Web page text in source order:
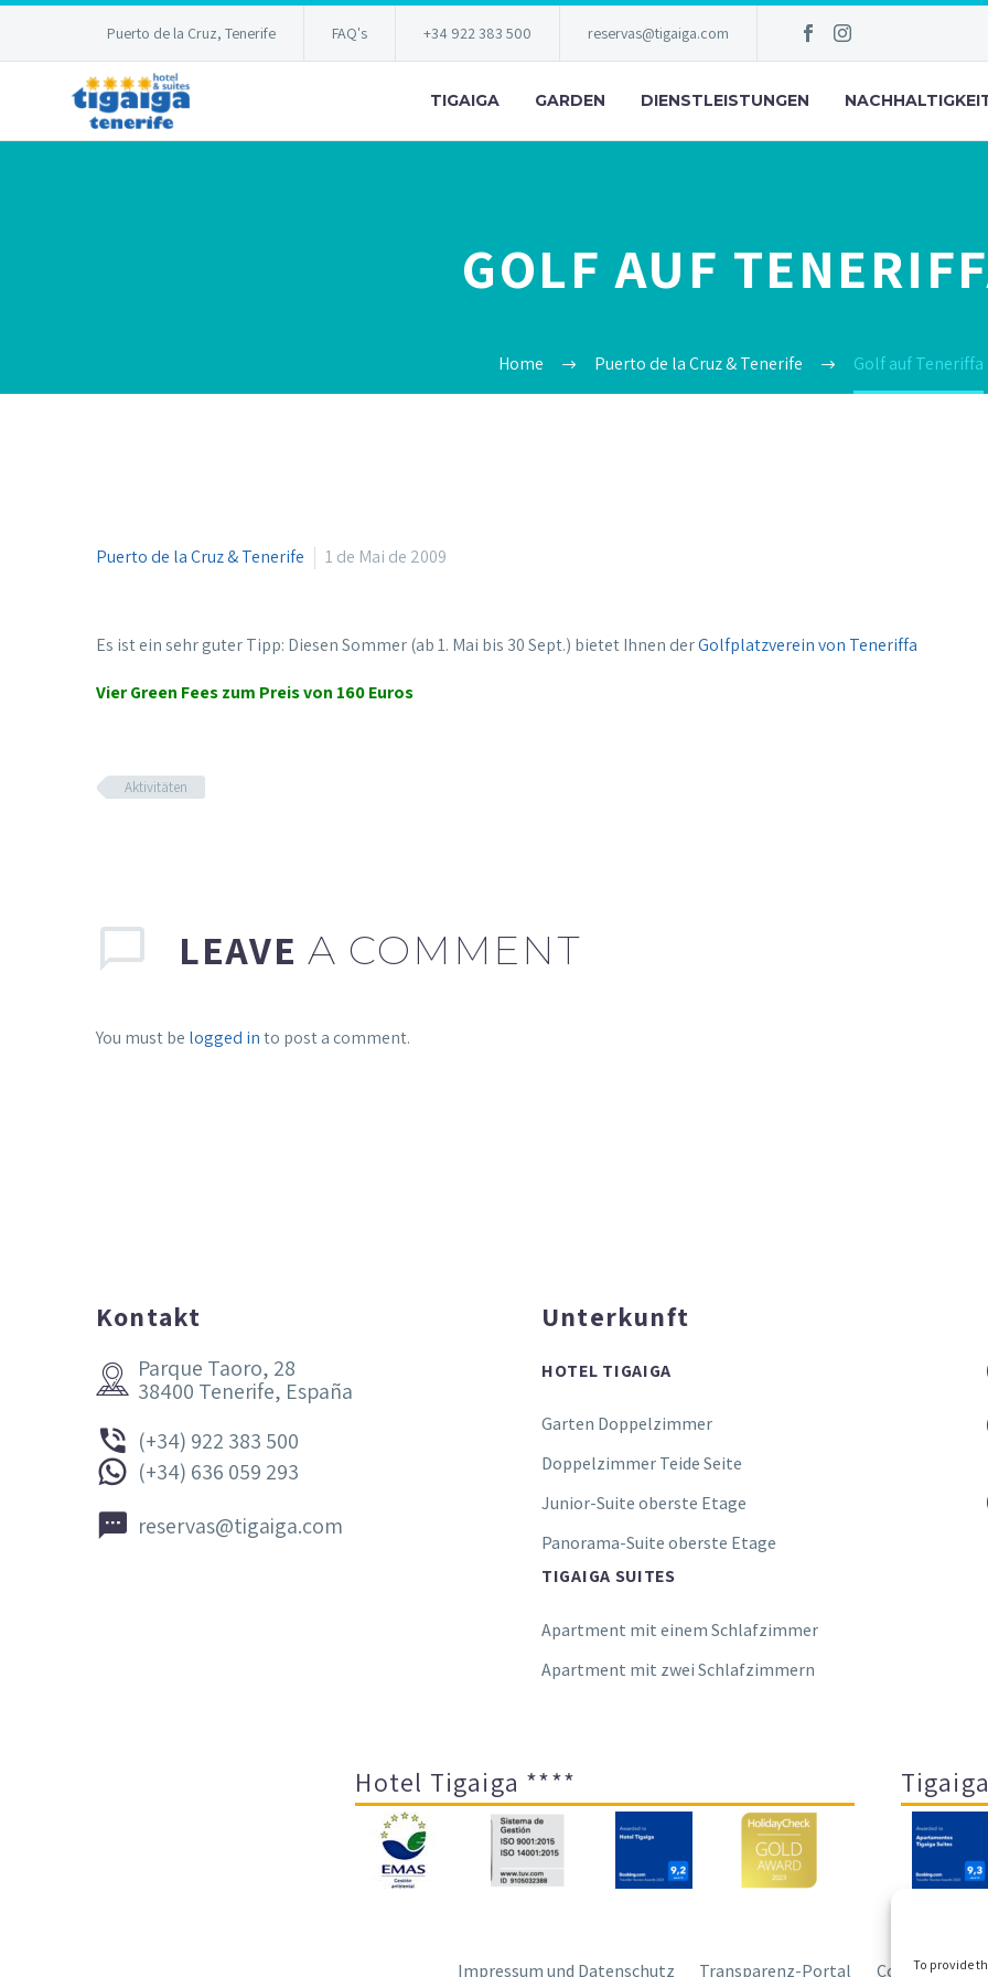
To provide
Puerto de la Cruz, Tenerife FAQ's +34 922 383 500 reservas@tigaiga.com
TIGAIGA GARDEN DIENSTLEISTUNGEN
GOLF AUF
Home Puerto de la Cruz & Tenerife Golf auf Teneriffa
Puerto de la Cruz & Tenerife 1 de Mai de 2009
Es ist ein sehr guter Tipp: Diesen Sommer (ab 1. Mai bis 30 Sept.) bietet Ihnen derGolfplatzverein von Teneriffa
Vier Green Fees zum Preis von 160 Euros
Aktivitäten
LEAVE A COMMENT
You must be logged into post a comment.
Kontakt

 Parque Taoro, 28
38400 Tenerife, España

 (+34) 922 383 500

 (+34) 636 059 293

 reservas@tigaiga.com
Unterkunft
HOTEL TIGAIGA
Garten Doppelzimmer
Doppelzimmer Teide Seite
Junior-Suite oberste Etage
Panorama-Suite oberste Etage
TIGAIGA SUITES
Apartment mit einem Schlafzimmer
Apartment mit zwei Schlafzimmern
Hotel Tigaiga ****
Impressum und Datenschutz Transparenz-Portal Cookies